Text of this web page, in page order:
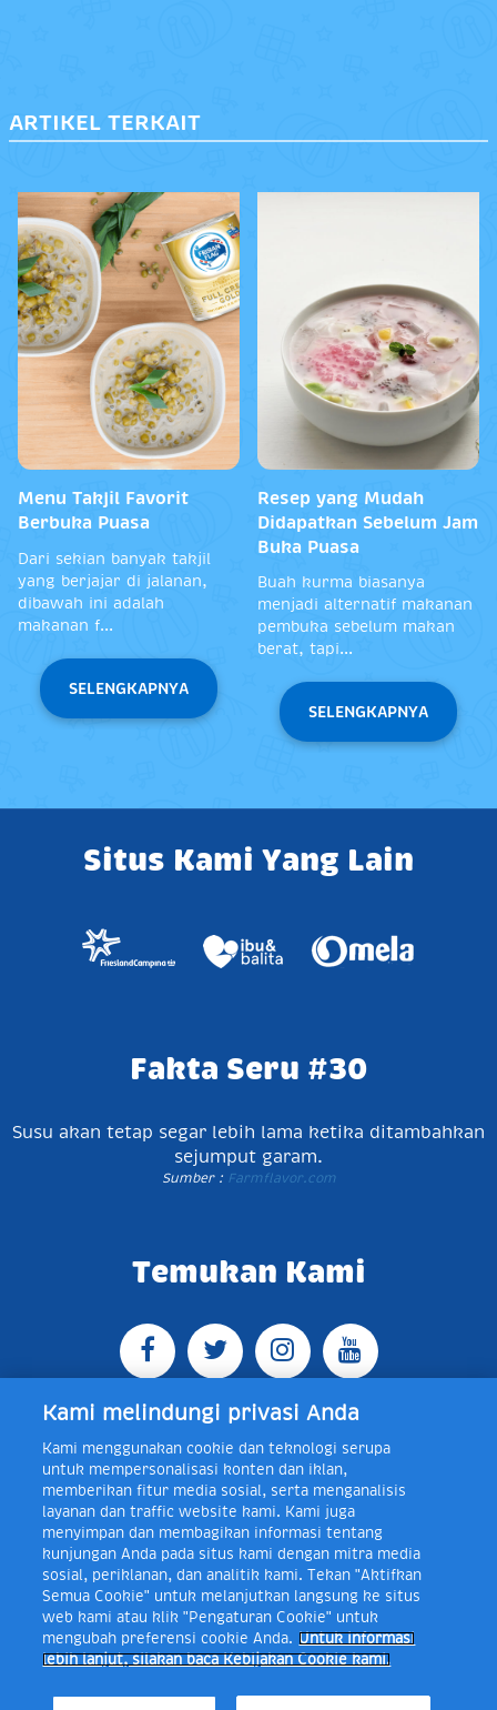
ARTIKEL TERKAIT
Menu Takjil Favorit
Berbuka Puasa
Dari sekian banyak takjil
yang berjajar di jalanan,
dibawah ini adalah
makanan f...
SELENGKAPNYA
Resep yang Mudah
Didapatkan Sebelum Jam
Buka Puasa
Buah kurma biasanya
menjadi alternatif makanan
pembuka sebelum makan
berat, tapi...
SELENGKAPNYA
Situs Kami Yang Lain
Fakta Seru #30
Susu akan tetap segar lebih lama ketika ditambahkan
sejumput garam.
Sumber :Farmflavor.com
Temukan Kami
Jl. Raya Bogor KM 5, Pasar Rebo, Jakarta Timur,
Indonesia 13760
Telp +62 21 8410945 | PO BOX
4074 Jakarta 13760 Indonesia
Toll Free Layanan Peduli Frisian Flag 0-80018-21-406;
Senin - Jumat, 08:00 - 16:30 WIB, E-mail:
layanan.peduli@frieslandcampina.com
Frisian Flag Indonesia is a subsidiary of Royal FrieslandCampina N.V.
Copyright © 2017. All rights reserved.
Kami melindungi privasi Anda
Kami menggunakan cookie dan teknologi serupa
untuk mempersonalisasi konten dan iklan,
memberikan fitur media sosial, serta menganalisis
layanan dan traffic website kami. Kami juga
menyimpan dan membagikan informasi tentang
kunjungan Anda pada situs kami dengan mitra media
sosial, periklanan, dan analitik kami. Tekan "Aktifkan
Semua Cookie" untuk melanjutkan langsung ke situs
web kami atau klik "Pengaturan Cookie" untuk
mengubah preferensi cookie Anda.
Untuk informasi
lebih lanjut, silakan baca Kebijakan Cookie kami.